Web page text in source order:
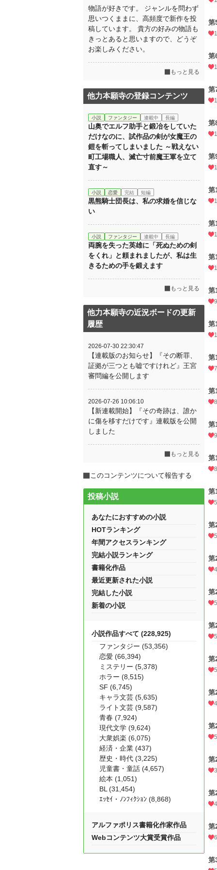
第
第
第
第
第
第
第
第
第
第
第
第
第
第
第
第
第
第
第
第
第
第
第
第
第
第
物語が好きです。 ジャンルを問わず
思いつくままに、高頻度で新作を投
稿しています。 貴方の好みの物語も
きっとあると思いますので、どうぞ
お楽しみください。
もっと見る
他力本願寺の登録コンテンツ
小説 ファンタジー 連載中 長編
山奥でエルフ助手と鍛冶をしていた
だけなのに、試作品の剣が女魔王の
鎧を斬ってしまいました ～戦えない
町工場職人、滅亡寸前魔王軍を立て
直す～
小説 恋愛 完結 短編
黒熊騎士団長は、私の求婚を信じな
い
小説 ファンタジー 連載中 長編
両腕を失った英雄に「死ぬための剣
をくれ」と頼まれましたが、私は生
きるための手を鍛えます
もっと見る
他力本願寺の近況ボードの更新
履歴
2026-07-30 22:30:47
【連載版のお知らせ】『その断罪、
証拠が三つとも嘘ですけれど』王宮
審問編を公開します
2026-07-26 10:06:10
【新連載開始】『その奇跡は、誰か
に傷を移すだけです』連載版を公開
しました
もっと見る
このコンテンツについて報告する
投稿小説
あなたにおすすめの小説
HOTランキング
年間アクセスランキング
完結小説ランキング
書籍化作品
最近更新された小説
完結した小説
新着の小説
小説作品すべて (228,925)
ファンタジー (53,356)
恋愛 (66,394)
ミステリー (5,378)
ホラー (8,515)
SF (6,745)
キャラ文芸 (5,635)
ライト文芸 (9,587)
青春 (7,924)
現代文学 (9,624)
大衆娯楽 (6,075)
経済・企業 (437)
歴史・時代 (3,225)
児童書・童話 (4,657)
絵本 (1,051)
BL (31,454)
ｴｯｾｲ・ﾉﾝﾌｨｸｼｮﾝ (8,868)
アルファポリス書籍化作家作品
Webコンテンツ大賞受賞作品